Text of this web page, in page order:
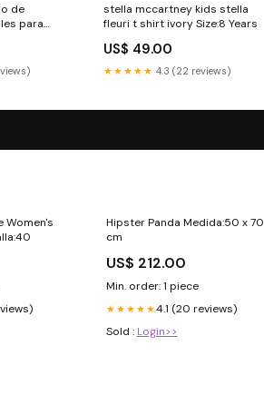
de
para
stella mccartney kids stella
fleuri t shirt ivory Size:8 Years
US$ 49.00
★★★★★ 4.3 (22 reviews)
Women's
Hipster Panda Medida:50 x 70
cm
US$ 212.00
Min. order: 1 piece
★★★★★4.1 (20 reviews)
Sold : Login>>